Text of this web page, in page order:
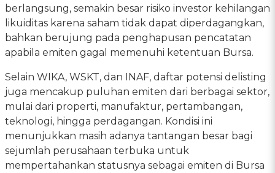
berlangsung, semakin besar risiko investor kehilangan
likuiditas karena saham tidak dapat diperdagangkan,
bahkan berujung pada penghapusan pencatatan
apabila emiten gagal memenuhi ketentuan Bursa.
Selain WIKA, WSKT, dan INAF, daftar potensi delisting
juga mencakup puluhan emiten dari berbagai sektor,
mulai dari properti, manufaktur, pertambangan,
teknologi, hingga perdagangan. Kondisi ini
menunjukkan masih adanya tantangan besar bagi
sejumlah perusahaan terbuka untuk
mempertahankan statusnya sebagai emiten di Bursa